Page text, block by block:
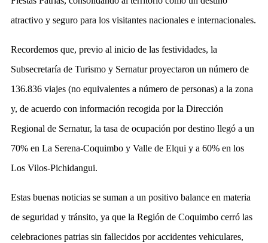
atractivo y seguro para los visitantes nacionales e internacionales.
Recordemos que, previo al inicio de las festividades, la
Subsecretaría de Turismo y Sernatur proyectaron un número de
136.836 viajes (no equivalentes a número de personas) a la zona
y, de acuerdo con información recogida por la Dirección
Regional de Sernatur, la tasa de ocupación por destino llegó a un
70% en La Serena-Coquimbo y Valle de Elqui y a 60% en los
Los Vilos-Pichidangui.
Estas buenas noticias se suman a un positivo balance en materia
de seguridad y tránsito, ya que la Región de Coquimbo cerró las
celebraciones patrias sin fallecidos por accidentes vehiculares,